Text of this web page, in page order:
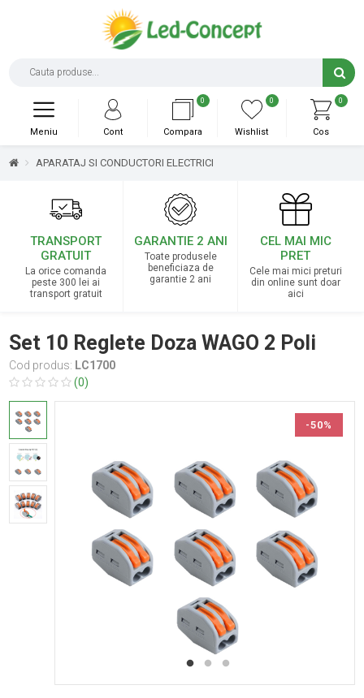
0
Cos
0
Wishlist
0
Compara
Cont
Meniu
APARATAJ SI CONDUCTORI ELECTRICI
TRANSPORT
GRATUIT
La orice comanda
peste 300 lei ai
transport gratuit
GARANTIE 2 ANI
Toate produsele
beneficiaza de
garantie 2 ani
CEL MAI MIC
PRET
Cele mai mici preturi
din online sunt doar
aici
Set 10 Reglete Doza WAGO 2 Poli
Cod produs: LC1700
(0)
-50%